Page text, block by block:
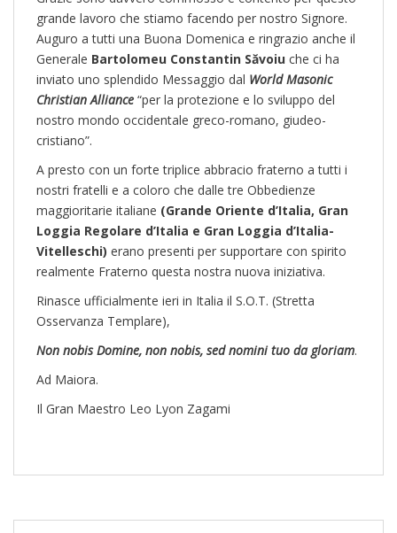
grande lavoro che stiamo facendo per nostro Signore.
Auguro a tutti una Buona Domenica e ringrazio anche il
Generale Bartolomeu Constantin Săvoiu che ci ha
inviato uno splendido Messaggio dal World Masonic
Christian Alliance “per la protezione e lo sviluppo del
nostro mondo occidentale greco-romano, giudeo-
cristiano”.
A presto con un forte triplice abbracio fraterno a tutti i
nostri fratelli e a coloro che dalle tre Obbedienze
maggioritarie italiane (Grande Oriente d’Italia, Gran
Loggia Regolare d’Italia e Gran Loggia d’Italia-
Vitelleschi) erano presenti per supportare con spirito
realmente Fraterno questa nostra nuova iniziativa.
Rinasce ufficialmente ieri in Italia il S.O.T. (Stretta
Osservanza Templare),
Non nobis Domine, non nobis, sed nomini tuo da gloriam.
Ad Maiora.
Il Gran Maestro Leo Lyon Zagami